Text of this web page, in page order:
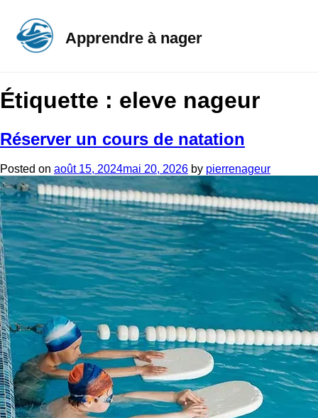
Apprendre à nager
Étiquette : eleve nageur
Réserver un cours de natation
Posted on août 15, 2024mai 20, 2026 by pierrenageur